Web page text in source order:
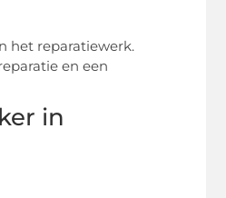
het reparatiewerk.
en een
in